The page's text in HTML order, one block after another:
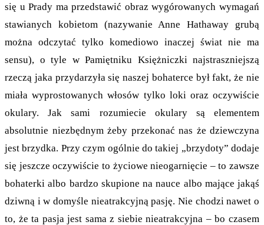
się u Prady ma przedstawić obraz wygórowanych wymagań
stawianych kobietom (nazywanie Anne Hathaway grubą
można odczytać tylko komediowo inaczej świat nie ma
sensu), o tyle w Pamiętniku Księżniczki najstraszniejszą
rzeczą jaka przydarzyła się naszej bohaterce był fakt, że nie
miała wyprostowanych włosów tylko loki oraz oczywiście
okulary. Jak sami rozumiecie okulary są elementem
absolutnie niezbędnym żeby przekonać nas że dziewczyna
jest brzydka. Przy czym ogólnie do takiej „brzydoty” dodaje
się jeszcze oczywiście to życiowe nieogarnięcie – to zawsze
bohaterki albo bardzo skupione na nauce albo mające jakąś
dziwną i w domyśle nieatrakcyjną pasję. Nie chodzi nawet o
to, że ta pasja jest sama z siebie nieatrakcyjna – bo czasem